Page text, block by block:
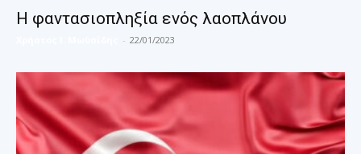
Η φαντασιοπληξία ενός λαοπλάνου
- 22/01/2023